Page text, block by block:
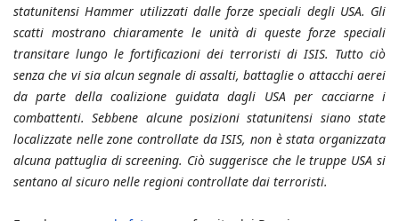
statunitensi Hammer utilizzati dalle forze speciali degli USA. Gli
scatti mostrano chiaramente le unità di queste forze speciali
transitare lungo le fortificazioni dei terroristi di ISIS. Tutto ciò
senza che vi sia alcun segnale di assalti, battaglie o attacchi aerei
da parte della coalizione guidata dagli USA per cacciarne i
combattenti. Sebbene alcune posizioni statunitensi siano state
localizzate nelle zone controllate da ISIS, non è stata organizzata
alcuna pattuglia di screening. Ciò suggerisce che le truppe USA si
sentano al sicuro nelle regioni controllate dai terroristi.